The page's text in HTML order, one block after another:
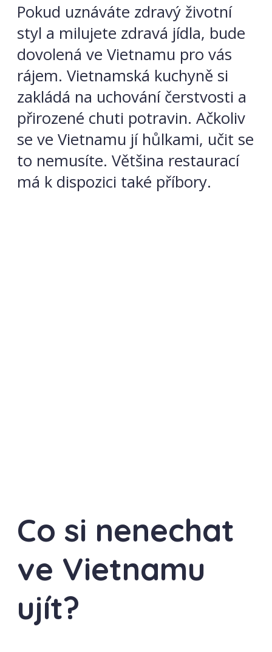
Pokud uznáváte zdravý životní
styl a milujete zdravá jídla, bude
dovolená ve Vietnamu pro vás
rájem. Vietnamská kuchyně si
zakládá na uchování čerstvosti a
přirozené chuti potravin. Ačkoliv
se ve Vietnamu jí hůlkami, učit se
to nemusíte. Většina restaurací
má k dispozici také příbory.
Co si nenechat
ve Vietnamu
ujít?